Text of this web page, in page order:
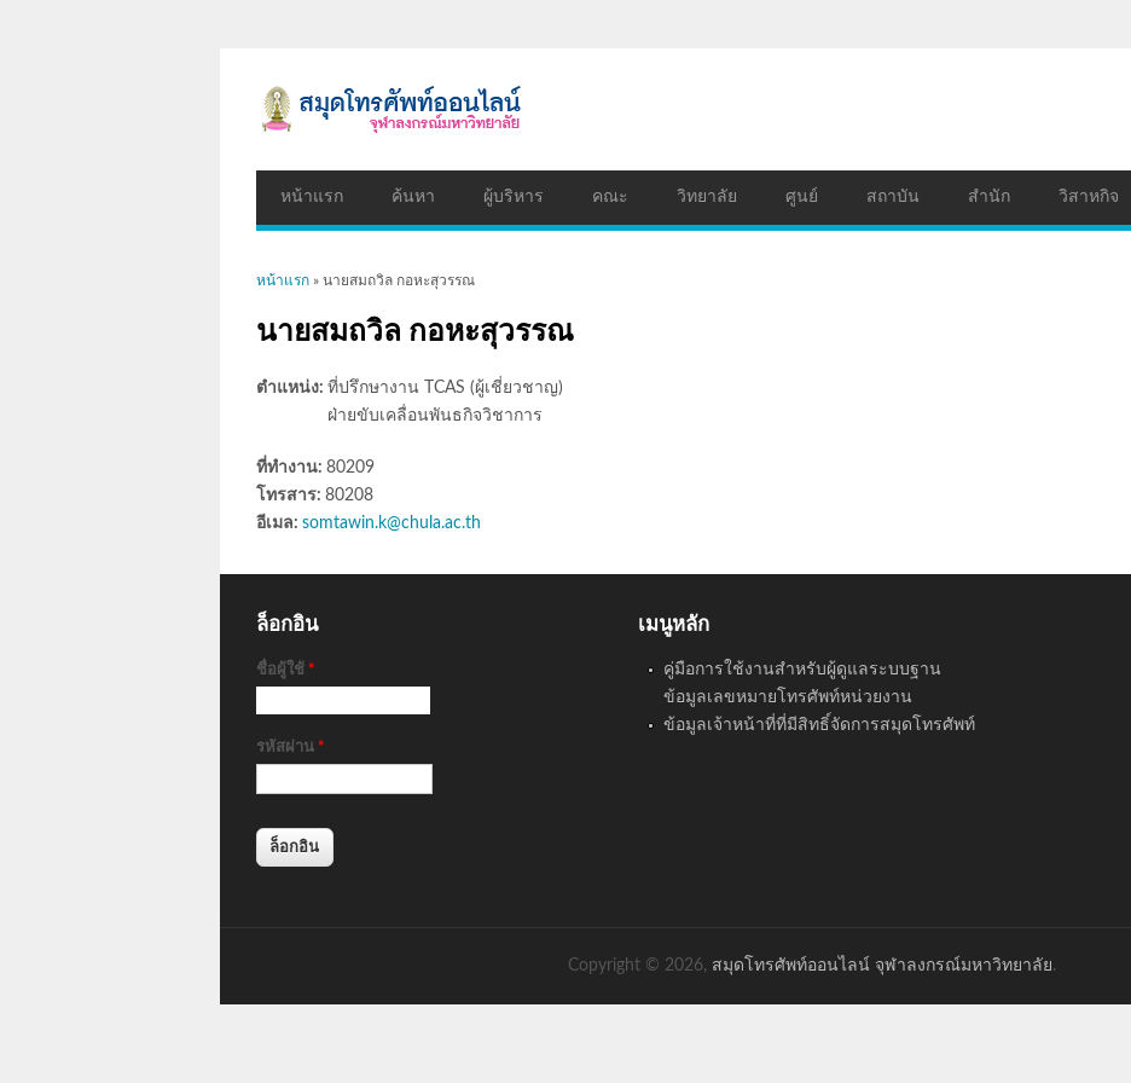
หน้าแรก ค้นหา ผู้บริหาร คณะ วิทยาลัย ศูนย์ สถาบัน สำนัก วิสาหกิจ
คุณอยู่ที่นี่
หน้าแรก » นายสมถวิล กอหะสุวรรณ
นายสมถวิล กอหะสุวรรณ
ตำแหน่ง: ที่ปรึกษางาน TCAS (ผู้เชี่ยวชาญ)
ฝ่ายขับเคลื่อนพันธกิจวิชาการ
ที่ทำงาน: 80209
โทรสาร: 80208
อีเมล: somtawin.k@chula.ac.th
ล็อกอิน
ชื่อผู้ใช้ *
รหัสผ่าน *
เมนูหลัก
คู่มือการใช้งานสำหรับผู้ดูแลระบบฐาน
ข้อมูลเลขหมายโทรศัพท์หน่วยงาน
ข้อมูลเจ้าหน้าที่ที่มีสิทธิ์จัดการสมุดโทรศัพท์
Copyright © 2026, สมุดโทรศัพท์ออนไลน์ จุฬาลงกรณ์มหาวิทยาลัย.